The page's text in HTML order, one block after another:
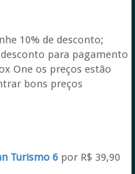
10% de desconto;
para pagamento
One os preços estão
bons preços
Turismo 6 por R$ 39,90